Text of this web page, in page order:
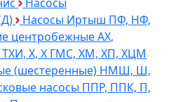
Насосы Иртыш ПФ, НФ,
центробежные АХ,
Х, Х ГМС, ХМ, ХП, ХЦМ
(шестеренные) НМШ, Ш,
насосы ППР, ППК, П,